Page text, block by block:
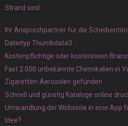
Strand sind
Ihr Ansprechpartner für die
Dateityp Thumbdata3
Kostenpflichtige oder kostenlosen
Fast 2.000 unbekannte Chemikalien in
Zigaretten-Aerosolen gefunden
Schnell und günstig Kataloge online
Umwandlung der Webseite in eine App
Idee?